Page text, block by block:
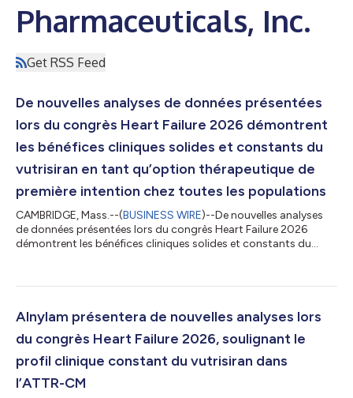
Pharmaceuticals, Inc.
Get RSS Feed
De nouvelles analyses de données présentées
lors du congrès Heart Failure 2026 démontrent
les bénéfices cliniques solides et constants du
vutrisiran en tant qu’option thérapeutique de
première intention chez toutes les populations
CAMBRIDGE, Mass.--(BUSINESS WIRE)--De nouvelles analyses
de données présentées lors du congrès Heart Failure 2026
démontrent les bénéfices cliniques solides et constants du
d’ATTR-CM, y compris ceux présentant une charge de
la société leader dans le domaine des thérapies par ARNi, a
annoncé aujourd’hui de nouvelles anal...
Alnylam présentera de nouvelles analyses lors
du congrès Heart Failure 2026, soulignant le
profil clinique constant du vutrisiran dans
l’ATTR-CM